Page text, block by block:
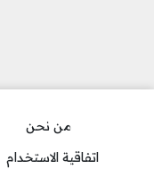
من نحن
اتفاقية الاستخدام